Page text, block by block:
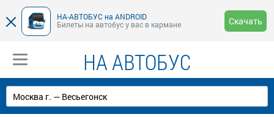
НА-АВТОБУС на ANDROID
Билеты на автобус у вас в кармане
Скачать
НА АВТОБУС